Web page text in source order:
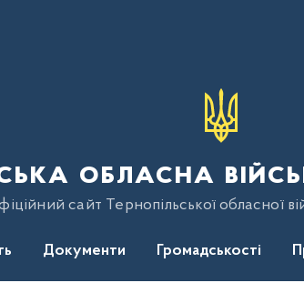
обласна
сайт Тернопільської обласної
Документи Громадськості